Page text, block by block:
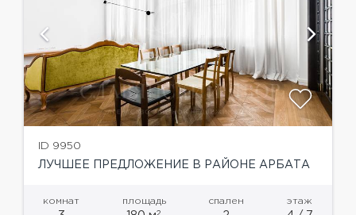
ID 9950
ЛУЧШЕЕ ПРЕДЛОЖЕНИЕ В РАЙОНЕ АРБАТА
комнат площадь спален этаж